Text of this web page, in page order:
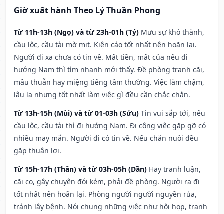
Giờ xuất hành Theo Lý Thuần Phong
Từ 11h-13h (Ngọ) và từ 23h-01h (Tý) Mưu sự khó thành,
cầu lộc, cầu tài mờ mịt. Kiện cáo tốt nhất nên hoãn lại.
Người đi xa chưa có tin về. Mất tiền, mất của nếu đi
hướng Nam thì tìm nhanh mới thấy. Đề phòng tranh cãi,
mâu thuẫn hay miệng tiếng tầm thường. Việc làm chậm,
lâu la nhưng tốt nhất làm việc gì đều cần chắc chắn.
Từ 13h-15h (Mùi) và từ 01-03h (Sửu) Tin vui sắp tới, nếu
cầu lộc, cầu tài thì đi hướng Nam. Đi công việc gặp gỡ có
nhiều may mắn. Người đi có tin về. Nếu chăn nuôi đều
gặp thuận lợi.
Từ 15h-17h (Thân) và từ 03h-05h (Dần) Hay tranh luận,
cãi cọ, gây chuyện đói kém, phải đề phòng. Người ra đi
tốt nhất nên hoãn lại. Phòng người người nguyền rủa,
tránh lây bệnh. Nói chung những việc như hội họp, tranh